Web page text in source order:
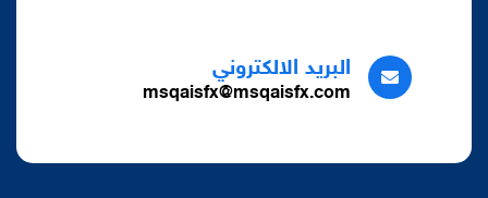
البريد الالكتروني
msqaisfx@msqaisfx.com